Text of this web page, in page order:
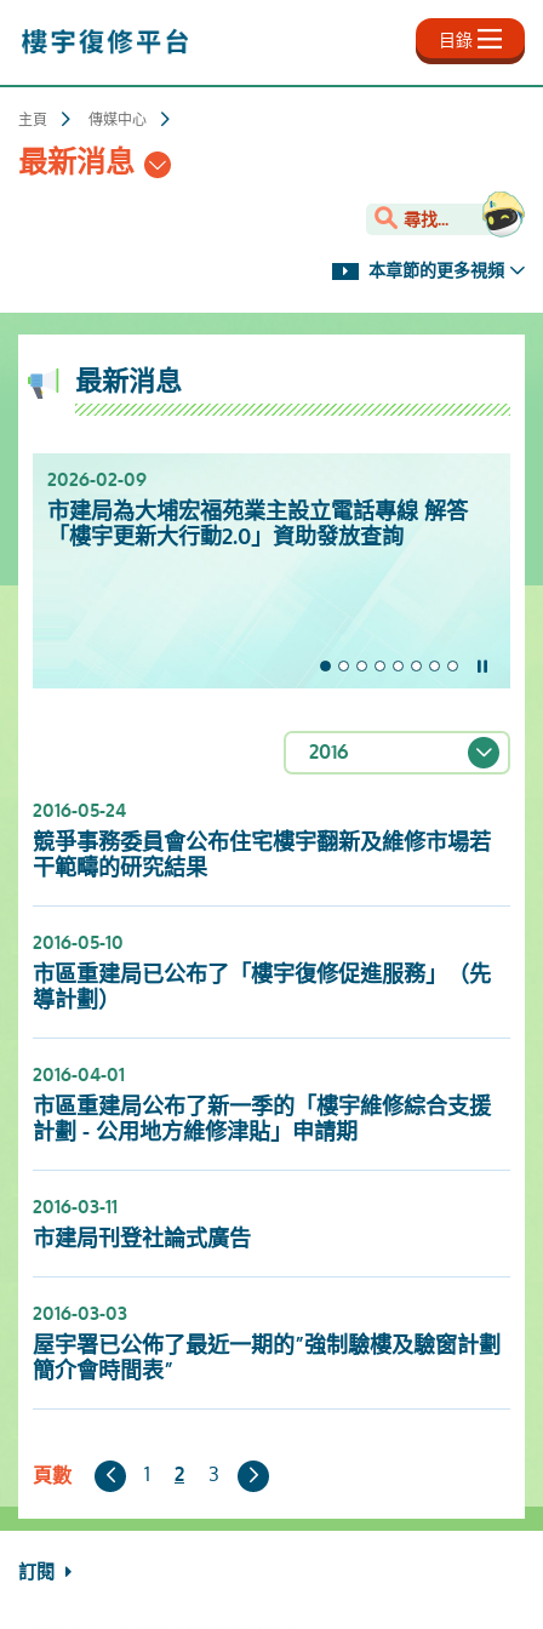
內
目錄
主頁 傳媒中心
最新消息
尋找...
本章節的更多視頻
最新消息
2026-02-09
市建局為大埔宏福苑業主設立電話專線 解答
「樓宇更新大行動2.0」資助發放查詢
2025-11-18
新影片上架✨- 樓宇保養之道
2025-10-13
服務升級！樓宇復修資源中心延長開放時間
[週一至週日]
2025-09-30
「樓宇復修公司資料庫」已於2025年9月更新
2025-06-27
「樓宇復修公司資料庫」已於2025年6月更新
2025-03-25
「樓宇復修公司資料庫」已於2025年3月更新
2025-01-10
市區更新電視特輯
2024-12-31
「樓宇復修公司資料庫」已於2024年12月更新
2016
2016-05-24
競爭事務委員會公布住宅樓宇翻新及維修市場若
干範疇的研究結果
2016-05-10
市區重建局已公布了「樓宇復修促進服務」（先
導計劃）
2016-04-01
市區重建局公布了新一季的「樓宇維修綜合支援
計劃 - 公用地方維修津貼」申請期
2016-03-11
市建局刊登社論式廣告
2016-03-03
屋宇署已公佈了最近一期的”強制驗樓及驗窗計劃
簡介會時間表”
頁數
上
頁
1 2 3
下
頁
訂閱